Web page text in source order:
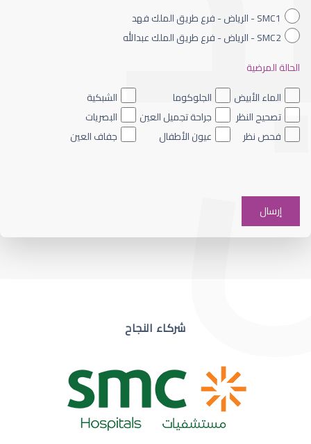
ضعف نظر العين اليسرى
ضعف نظر مفاجئ
SMC1 - الرياض - فرع طريق الملك فهد
SMC2 - الرياض - فرع طريق الملك عبدالله
الحالة المرضية
الماء الأبيض
الجلوكوما
الشبكية
تصحيح النظر
جراحة تجميل العين
البصريات
فحص نظر
عيون الأطفال جفاف العين
شركاء النجاح